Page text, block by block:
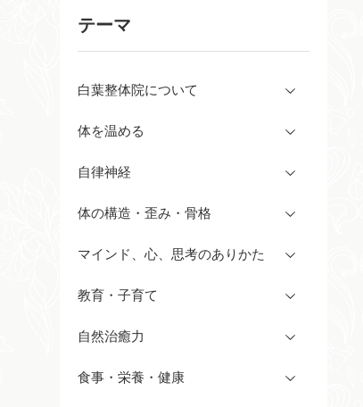
テーマ
白葉整体院について
体を温める
自律神経
体の構造・歪み・骨格
マインド、心、思考のありかた
教育・子育て
自然治癒力
食事・栄養・健康